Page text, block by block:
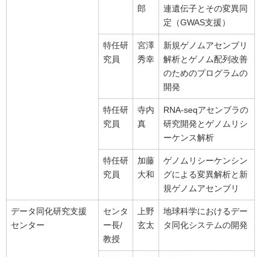
郎
連遺伝子とその変異同
定（GWAS支援）
特任研
究員
宮澤
秀幸
新規ゲノムアセンブリ
解析とゲノム配列改善
のためのプログラムの
開発
特任研
究員
寺内
真
RNA-seqアセンブラの
研究開発とゲノムリシ
ーケンス解析
特任研
究員
加藤
大和
ゲノムリシーケンシン
グによる変異解析と新
規ゲノムアセンブリ
データ同化研究支援
センター
センタ
ー長/
教授
上野
玄太
地球科学におけるデー
タ同化システムの開発